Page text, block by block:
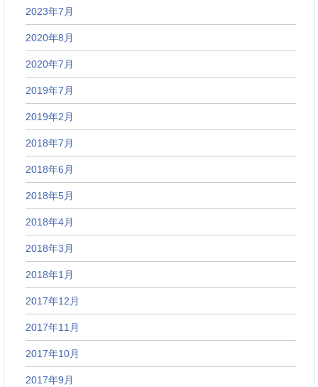
2023年7月
2020年8月
2020年7月
2019年7月
2019年2月
2018年7月
2018年6月
2018年5月
2018年4月
2018年3月
2018年1月
2017年12月
2017年11月
2017年10月
2017年9月